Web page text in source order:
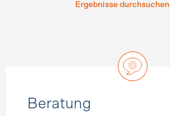
Ergebnisse durchsuchen
Beratung